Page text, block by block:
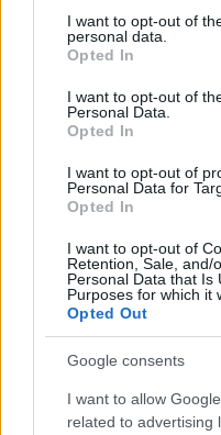
not limited to your visit or
grant or deny consent to
use your data for below
consent section.
I want to opt-out of
personal data.
Opted In
I want to opt-out of
Personal Data.
Opted In
I want to opt-out of
Personal Data for
Opted In
I want to opt-out of
Retention, Sale, and/
Personal Data that Is
Purposes for which it
Opted Out
Google consents
I want to allow
related to advertising
της Μόσχας.